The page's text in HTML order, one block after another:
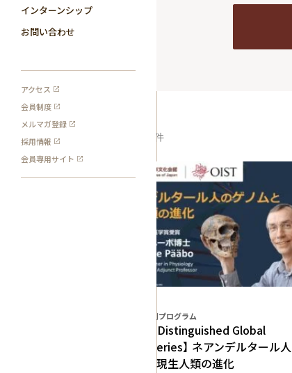
インターンシップ
お問い合わせ
アクセス
会員制度
メルマガ登録
採用情報
会員専用サイト
件
特別講演会・特別プログラム
【OIST-IHJ Distinguished Global
Thinkers Series】 ネアンデルタール人
のゲノムと現生人類の進化